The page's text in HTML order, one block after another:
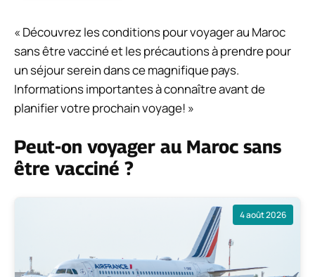
« Découvrez les conditions pour voyager au Maroc
sans être vacciné et les précautions à prendre pour
un séjour serein dans ce magnifique pays.
Informations importantes à connaître avant de
planifier votre prochain voyage! »
Peut-on voyager au Maroc sans
être vacciné ?
4 août 2026